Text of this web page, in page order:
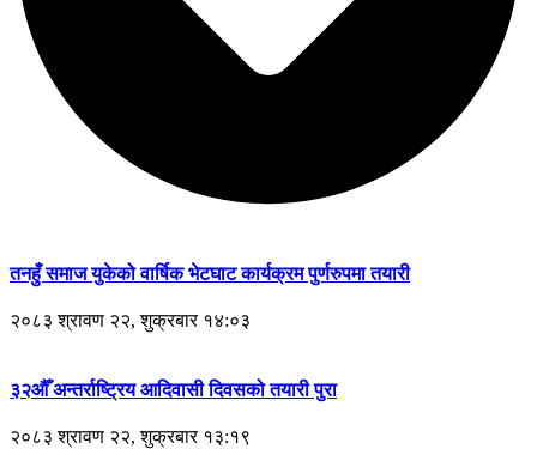
तनहुँ समाज युकेको वार्षिक भेटघाट कार्यक्रम पुर्णरुपमा तयारी
२०८३ श्रावण २२, शुक्रबार १४:०३
३२औँ अन्तर्राष्ट्रिय आदिवासी दिवसको तयारी पुरा
२०८३ श्रावण २२, शुक्रबार १३:१९